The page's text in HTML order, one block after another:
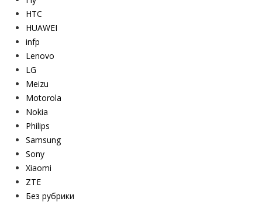
HTC
HUAWEI
infp
Lenovo
LG
Meizu
Motorola
Nokia
Philips
Samsung
Sony
Xiaomi
ZTE
Без рубрики